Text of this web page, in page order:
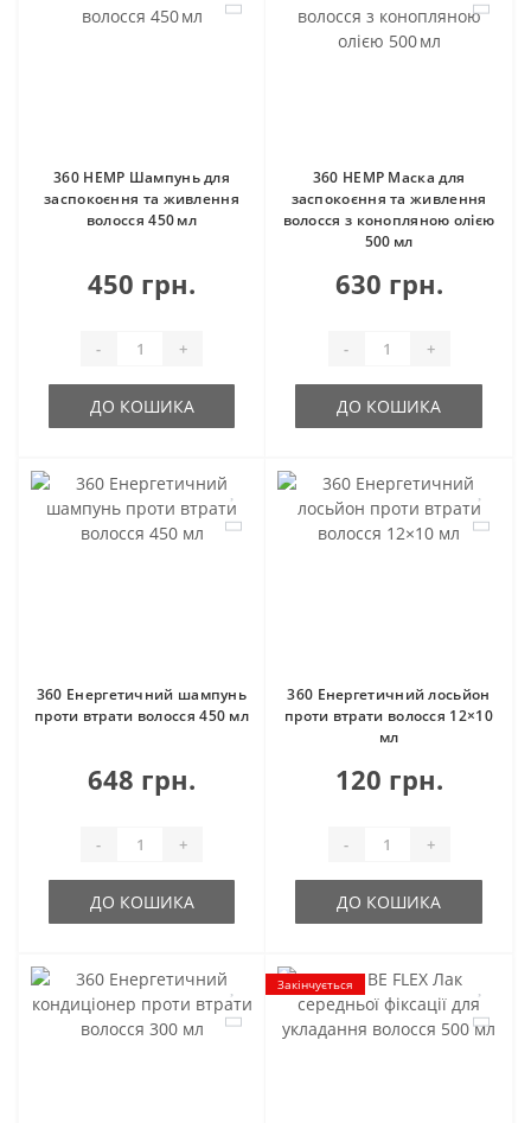
360 HEMP Шампунь для
заспокоєння та живлення
волосся 450 мл
450 грн.
- +
ДО КОШИКА
360 HEMP Маска для
заспокоєння та живлення
волосся з конопляною олією
500 мл
630 грн.
- +
ДО КОШИКА
360 Енергетичний шампунь
проти втрати волосся 450 мл
648 грн.
- +
ДО КОШИКА
360 Енергетичний лосьйон
проти втрати волосся 12×10
мл
120 грн.
- +
ДО КОШИКА
Закінчується